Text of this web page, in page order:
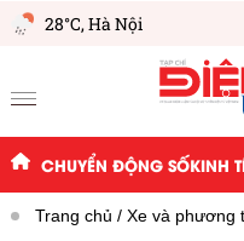
28°C,Hà Nội
CHUYỂN ĐỘNG SỐKINH
Trang chủ Xe và phương